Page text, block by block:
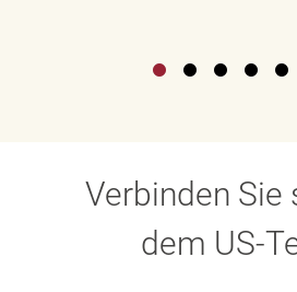
Verbinden Sie
dem US-